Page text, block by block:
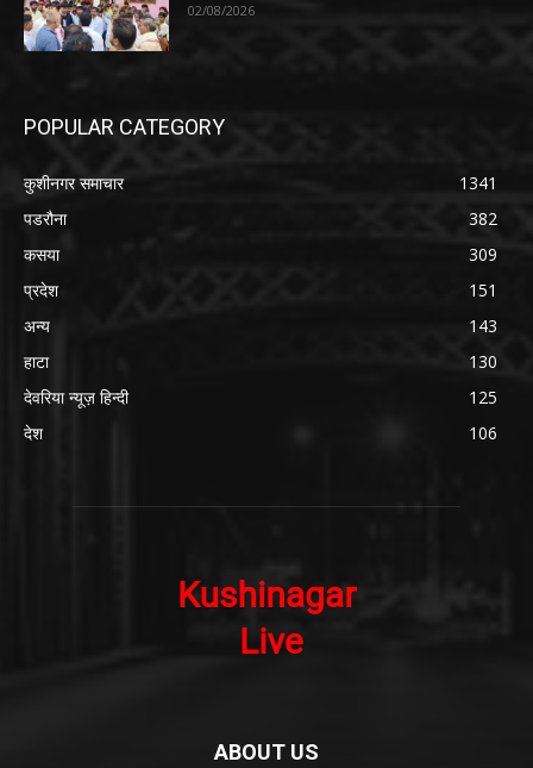
02/08/2026
POPULAR CATEGORY
कुशीनगर समाचार
1341
पडरौना
382
कसया
309
प्रदेश
151
अन्य
143
हाटा
130
देवरिया न्यूज़ हिन्दी
125
देश
106
ABOUT US